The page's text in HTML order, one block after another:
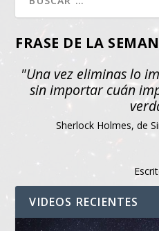
FRASE DE LA
"Una vez eliminas lo
sin importar cuán
Sherlock Holmes, de
VIDEOS RECIENTES